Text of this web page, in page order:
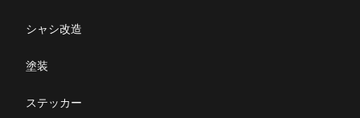
アルミバン
平ボデー
メンテナンス
修理マニュアル一覧
修理に関するFAQ
シャシ改造
塗装
ステッカー